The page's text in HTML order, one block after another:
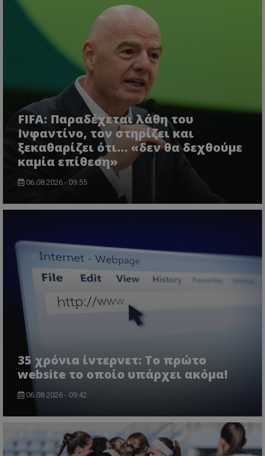
FIFA: Παραδέχεται λάθη του
Ινφαντίνο, τον στηρίζει και
ξεκαθαρίζει ότι... «δεν θα δεχθούμε
καμία επίθεση»
06.08.2026 - 09:55
35 χρόνια ίντερνετ: Το πρώτο
website το οποίο υπάρχει ακόμα!
06.08.2026 - 09:42